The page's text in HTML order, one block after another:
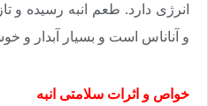
انرژی دارد. طعم انبه رسیده و
و آناناس است و بسیار آبدار و
خواص و اثرات سلامتی انبه